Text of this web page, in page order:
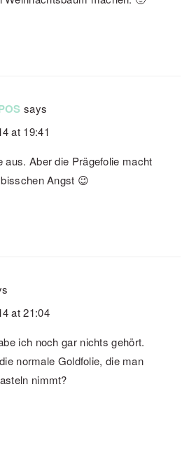
says
at 19:41
aus. Aber die Prägefolie macht
Angst 😉
at 21:04
ich noch gar nichts gehört.
normale Goldfolie, die man
nimmt?